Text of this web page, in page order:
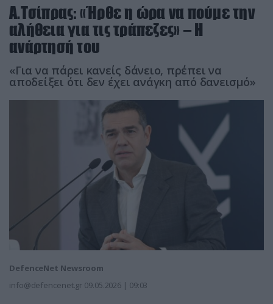
Α.Τσίπρας: «Ήρθε η ώρα να πούμε την
αλήθεια για τις τράπεζες» – H
ανάρτησή του
«Για να πάρει κανείς δάνειο, πρέπει να
αποδείξει ότι δεν έχει ανάγκη από δανεισμό»
DefenceNet Newsroom
info@defencenet.gr 09.05.2026 | 09:03